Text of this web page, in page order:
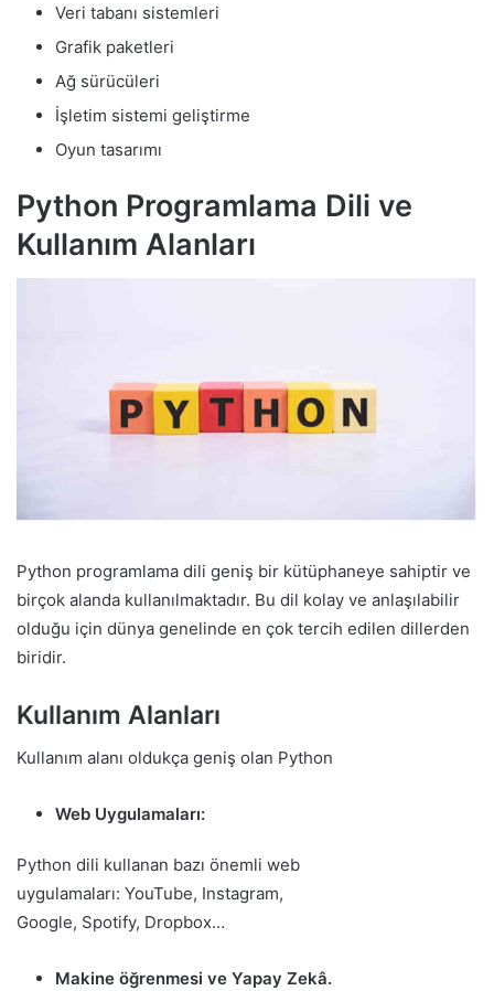
Veri tabanı sistemleri
Grafik paketleri
Ağ sürücüleri
İşletim sistemi geliştirme
Oyun tasarımı
Python Programlama Dili ve
Kullanım Alanları
Python programlama dili geniş bir kütüphaneye sahiptir ve
birçok alanda kullanılmaktadır. Bu dil kolay ve anlaşılabilir
olduğu için dünya genelinde en çok tercih edilen dillerden
biridir.
Kullanım Alanları
Kullanım alanı oldukça geniş olan Python
Web Uygulamaları:
Python dili kullanan bazı önemli web
uygulamaları: YouTube, Instagram,
Google, Spotify, Dropbox…
Makine öğrenmesi ve Yapay Zekâ.